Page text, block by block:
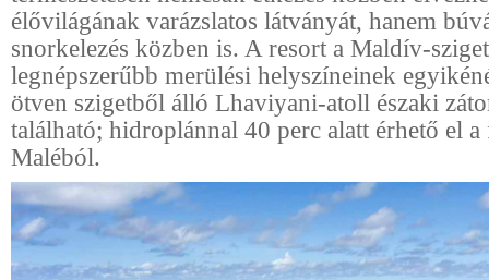
élővilágának varázslatos látványát, hanem
snorkelezés közben is. A resort a Maldív-
legnépszerűbb merülési helyszíneinek
ötven szigetből álló Lhaviyani-atoll északi
található; hidroplánnal 40 perc alatt érhető el
Maléból.